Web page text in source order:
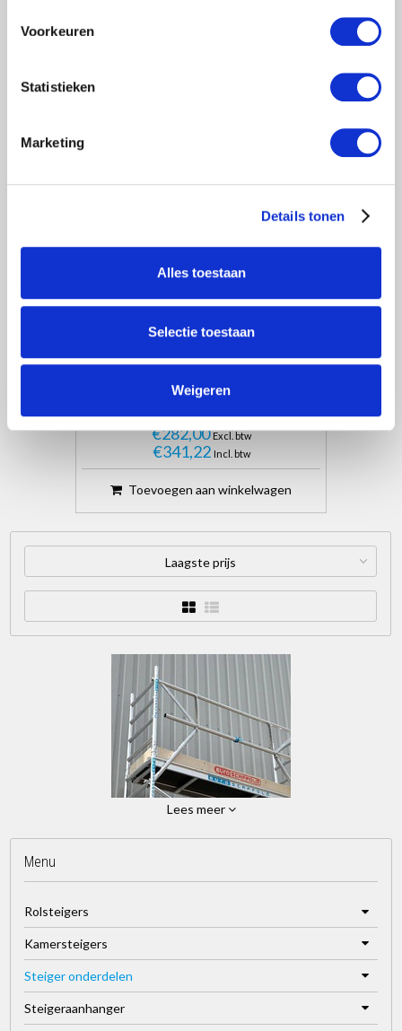
Voorkeuren
Statistieken
Marketing
Details tonen
Alles toestaan
Selectie toestaan
Weigeren
LEUNING 305CM
€282,00 Excl. btw
€341,22 Incl. btw
Toevoegen aan winkelwagen
Laagste prijs
Voorloopleuningen in diverse lengtes. Met dit steigersysteem
Universeel en passend op diverse merken.
De voorloopleuning vervangt twee horizontale- en diagonale
schoren.
Lees meer
Menu
Rolsteigers
Kamersteigers
Steiger onderdelen
Steigeraanhanger